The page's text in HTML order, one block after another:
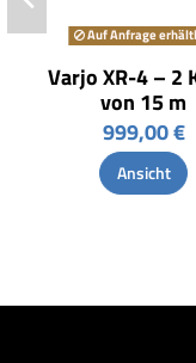
Auf Anfrage
Varjo XR-4 – 2
von 15 m
999,00 €
Ansicht